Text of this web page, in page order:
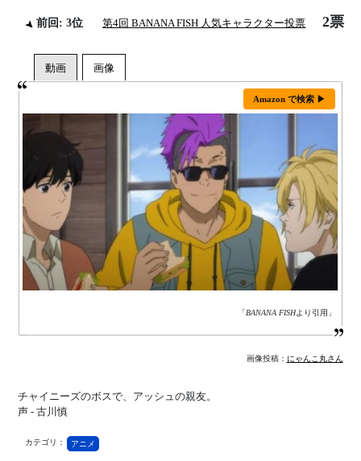
前回: 3位 第4回 BANANA FISH 人気キャラクター投票 2票
Amazon で検索 ▶
「BANANA FISHより引用」
画像投稿： にゃんこ丸さん
チャイニーズのボスで、アッシュの親友。
声 - 古川慎
カテゴリ： アニメ